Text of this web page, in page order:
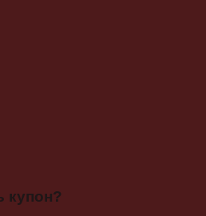
купон?